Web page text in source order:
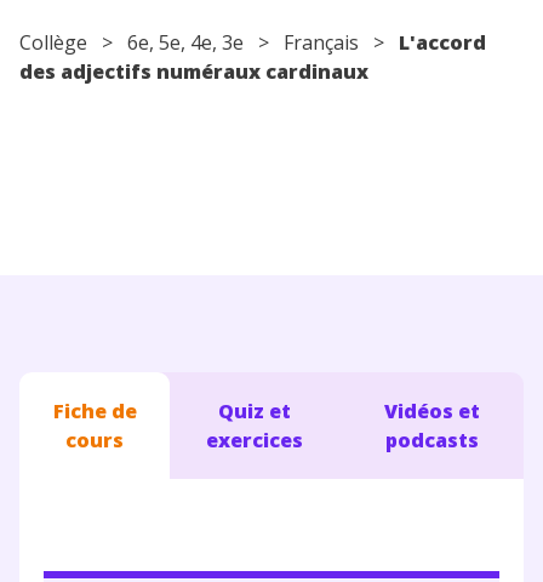
Collège > 6e, 5e, 4e, 3e > Français > L'accord
des adjectifs numéraux cardinaux
Fiche de
cours
Quiz et
exercices
Vidéos et
podcasts